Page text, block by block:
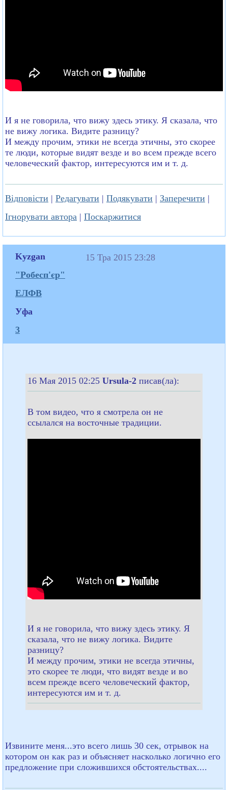
И я не говорила, что вижу здесь этику. Я сказала, что
не вижу логика. Видите разницу?
И между прочим, этики не всегда этичны, это скорее
те люди, которые видят везде и во всем прежде всего
человеческий фактор, интересуются им и т. д.
Відповісти | Редагувати | Подякувати | Заперечити |
Ігнорувати автора | Поскаржитися
Kyzgan
"Робесп'єр"
ЕЛФВ
Уфа
3
15 Тра 2015 23:28
16 Мая 2015 02:25 Ursula-2 писав(ла):
В том видео, что я смотрела он не
ссылался на восточные традиции.
И я не говорила, что вижу здесь этику. Я
сказала, что не вижу логика. Видите
разницу?
И между прочим, этики не всегда этичны,
это скорее те люди, что видят везде и во
всем прежде всего человеческий фактор,
интересуются им и т. д.
Извините меня...это всего лишь 30 сек, отрывок на
котором он как раз и объясняет насколько логично его
предложение при сложившихся обстоятельствах....